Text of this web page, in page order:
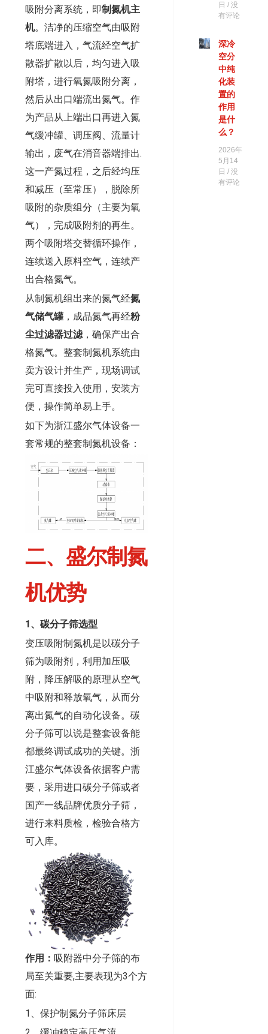
吸附分离系统，即制氮机主
机。洁净的压缩空气由吸附
塔底端进入，气流经空气扩
散器扩散以后，均匀进入吸
附塔，进行氧氮吸附分离，
然后从出口端流出氮气。作
为产品从上端出口再进入氮
气缓冲罐、调压阀、流量计
输出，废气在消音器端排出.
这一产氮过程，之后经均压
和减压（至常压），脱除所
吸附的杂质组分（主要为氧
气），完成吸附剂的再生。
两个吸附塔交替循环操作，
连续送入原料空气，连续产
出合格氮气。
从制氮机组出来的氮气经氮
气储气罐，成品氮气再经粉
尘过滤器过滤，确保产出合
格氮气。整套制氮机系统由
卖方设计并生产，现场调试
完可直接投入使用，安装方
便，操作简单易上手。
如下为浙江盛尔气体设备一
套常规的整套制氮机设备：
二、盛尔制氮
机优势
1、碳分子筛选型
变压吸附制氮机是以碳分子
筛为吸附剂，利用加压吸
附，降压解吸的原理从空气
中吸附和释放氧气，从而分
离出氮气的自动化设备。碳
分子筛可以说是整套设备能
都最终调试成功的关键。浙
江盛尔气体设备依据客户需
要，采用进口碳分子筛或者
国产一线品牌优质分子筛，
进行来料质检，检验合格方
可入库。
作用： 吸附器中分子筛的布
局至关重要,主要表现为3个方
面:
1、保护制氮分子筛床层
日 没
有评论
深冷
空分
中纯
化装
置的
作用
是什
么？
2026年
5月14
日 没
有评论